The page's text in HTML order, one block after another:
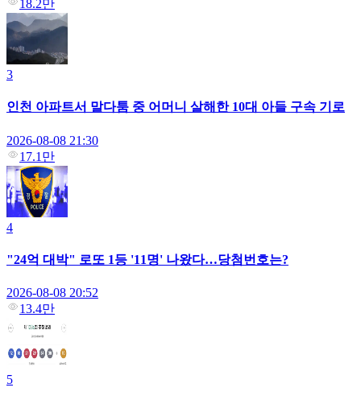
18.2만
3
인천 아파트서 말다툼 중 어머니 살해한 10대 아들 구속 기로
2026-08-08 21:30
17.1만
4
"24억 대박" 로또 1등 '11명' 나왔다…당첨번호는?
2026-08-08 20:52
13.4만
5